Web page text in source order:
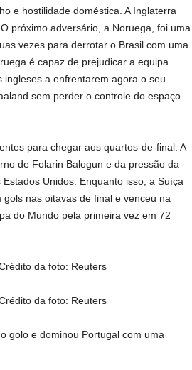
e hostilidade doméstica. A Inglaterra
próximo adversário, a Noruega, foi uma
vezes para derrotar o Brasil com uma
é capaz de prejudicar a equipa
a enfrentarem agora o seu
sem perder o controle do espaço
para chegar aos quartos-de-final. A
de Folarin Balogun e da pressão da
Unidos. Enquanto isso, a Suíça
nas oitavas de final e venceu na
do Mundo pela primeira vez em 72
da foto: Reuters
da foto: Reuters
golo e dominou Portugal com uma